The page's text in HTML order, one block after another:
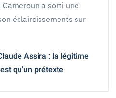
a sorti une
éclaircissements sur
Assira : la légitime
qu'un prétexte